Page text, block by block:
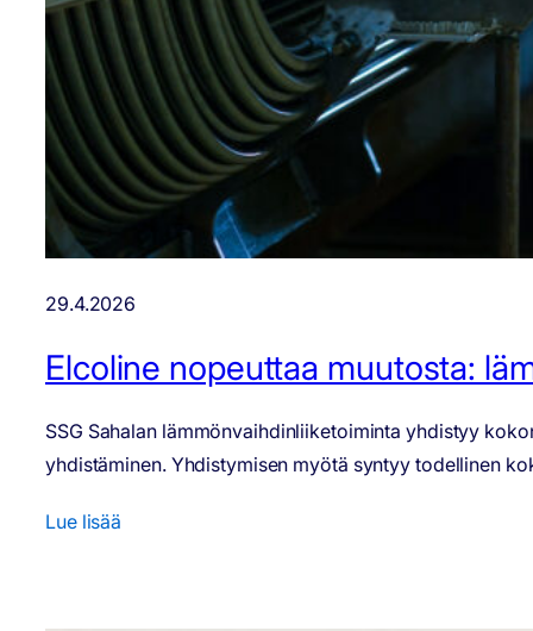
29.4.2026
Elcoline nopeuttaa muutosta:
SSG Sahalan lämmönvaihdinliiketoiminta yhdistyy
yhdistäminen. Yhdistymisen myötä syntyy todellinen
Lue lisää